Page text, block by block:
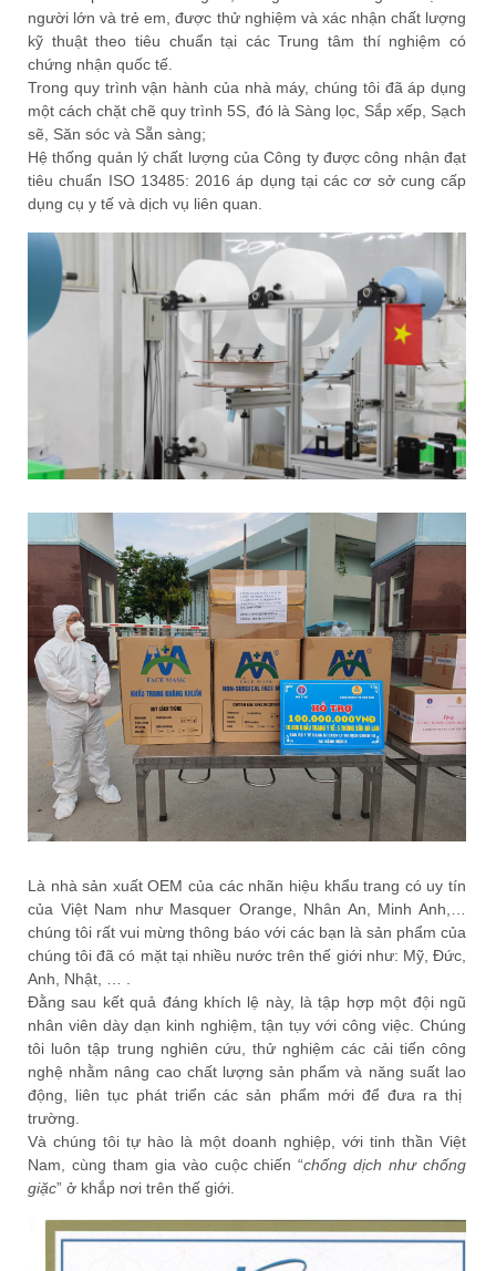
người lớn và trẻ em, được thử nghiệm và xác nhận chất lượng
kỹ thuật theo tiêu chuẩn tại các Trung tâm thí nghiệm có
chứng nhận quốc tế.
Trong quy trình vận hành của nhà máy, chúng tôi đã áp dụng
một cách chặt chẽ quy trình 5S, đó là Sàng lọc, Sắp xếp, Sạch
sẽ, Săn sóc và Sẵn sàng;
Hệ thống quản lý chất lượng của Công ty được công nhận đạt
tiêu chuẩn ISO 13485: 2016 áp dụng tại các cơ sở cung cấp
dụng cụ y tế và dịch vụ liên quan.
Là nhà sản xuất OEM của các nhãn hiệu khẩu trang có uy tín
của Việt Nam như Masquer Orange, Nhân An, Minh Anh,…
chúng tôi rất vui mừng thông báo với các bạn là sản phẩm của
chúng tôi đã có mặt tại nhiều nước trên thế giới như: Mỹ, Đức,
Anh, Nhật, … .
Đằng sau kết quả đáng khích lệ này, là tập hợp một đội ngũ
nhân viên dày dạn kinh nghiệm, tận tụy với công việc. Chúng
tôi luôn tập trung nghiên cứu, thử nghiệm các cải tiến công
nghệ nhằm nâng cao chất lượng sản phẩm và năng suất lao
động, liên tục phát triển các sản phẩm mới để đưa ra thị
trường.
Và chúng tôi tự hào là một doanh nghiệp, với tinh thần Việt
Nam, cùng tham gia vào cuộc chiến “chống dịch như chống
giặc” ở khắp nơi trên thế giới.